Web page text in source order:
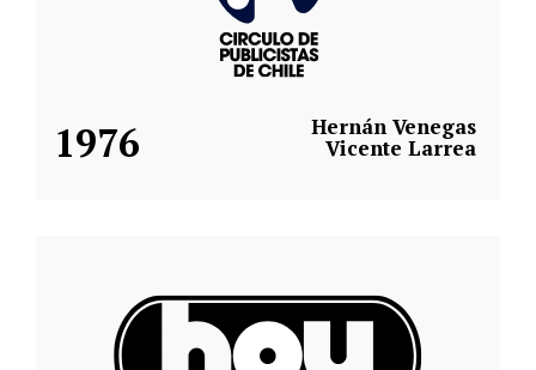
1976 Hernán Venegas
Vicente Larrea